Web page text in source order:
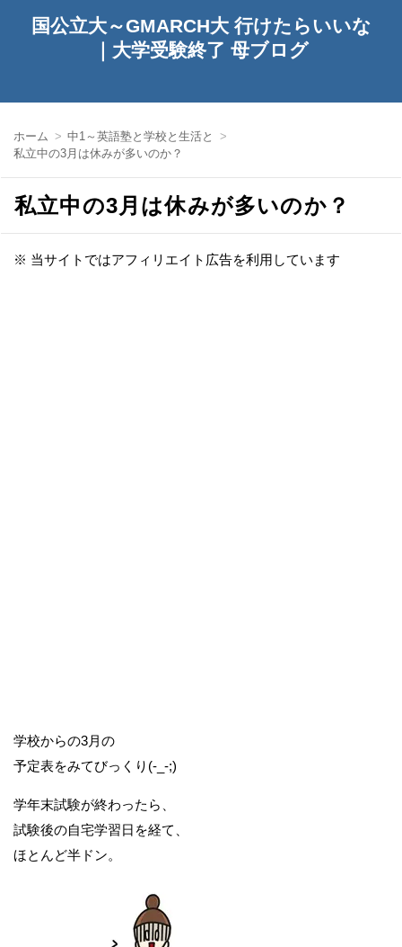
国公立大～GMARCH大 行けたらいいな
｜大学受験終了 母ブログ
ホーム
中1～英語塾と学校と生活と
私立中の3月は休みが多いのか？
私立中の3月は休みが多いのか？
※ 当サイトではアフィリエイト広告を利用しています
学校からの3月の
予定表をみてびっくり(-_-;)
学年末試験が終わったら、
試験後の自宅学習日を経て、
ほとんど半ドン。